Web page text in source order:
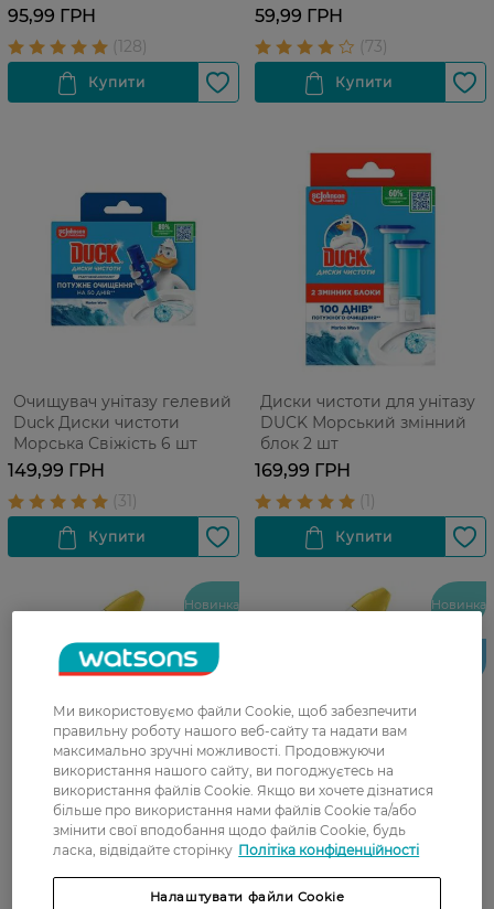
95,99 ГРН 59,99 ГРН
Очищувач унітазу гелевий
Duck Диски чистоти
Морська Свіжість 6 шт
149,99 ГРН
Диски чистоти для унітазу
DUCK Морський змінний
блок 2 шт
169,99 ГРН
Новинка
Тільки
онлайн
Очисний засіб для унітаза
Duck Гель Глибокого
очищення Цитрусовий 500
Новинка
Чистячий гель для унітазу
Duck Суперсила Антиналіт
5в1 900 мл
Ми використовуємо файли Cookie, щоб забезпечити
правильну роботу нашого веб-сайту та надати вам
максимально зручні можливості. Продовжуючи
використання нашого сайту, ви погоджуєтесь на
використання файлів Cookie. Якщо ви хочете дізнатися
більше про використання нами файлів Cookie та/або
змінити свої вподобання щодо файлів Cookie, будь
ласка, відвідайте сторінку Політіка конфіденційності
Налаштувати файли Cookie